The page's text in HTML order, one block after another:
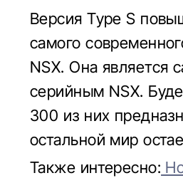
Версия Type S
самого
NSX. Она
серийным NSX.
300 из них
остальной мир
Также интересно: